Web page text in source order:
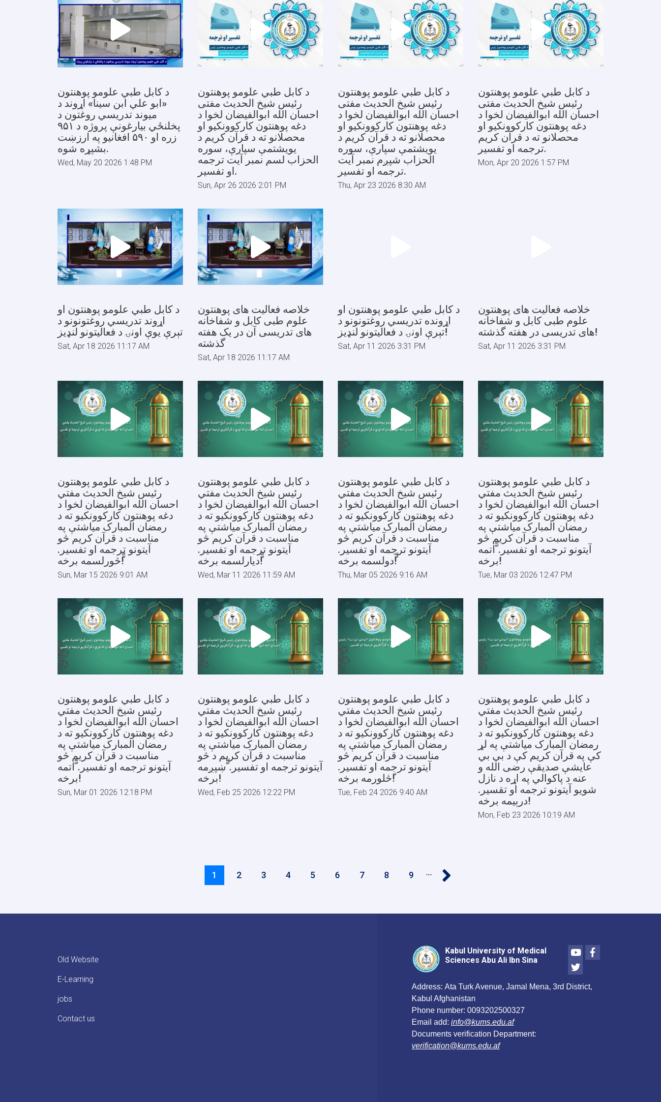
د کابل طبي علومو پوهنتون
«ابو علي ابن سينا» اړوند د
میوند تدریسي روغتون د
پخلنځي بیارغونې پروژه د ۹۵۱
زره او ۵۹۰ افغانیو په ارزښت
بشپړه شوه.
Wed, May 20 2026 1:48 PM
د کابل طبي علومو پوهنتون
رئیس شیخ الحدیث مفتی
احسان الله ابوالفیضان لخوا د
دغه پوهنتون کارکوونکیو او
محصلانو ته د قرآن کریم د
یویشتمې سپارې، سوره
الحزاب لسم نمبر آیت ترجمه
او تفسیر.
Sun, Apr 26 2026 2:01 PM
د کابل طبي علومو پوهنتون
رئیس شیخ الحدیث مفتی
احسان الله ابوالفیضان لخوا د
دغه پوهنتون کارکوونکیو او
محصلانو ته د قرآن کریم د
یویشتمې سپارې، سوره
الحزاب شپږم نمبر آیت
ترجمه او تفسیر.
Thu, Apr 23 2026 8:30 AM
د کابل طبي علومو پوهنتون
رئیس شیخ الحدیث مفتی
احسان الله ابوالفیضان لخوا د
دغه پوهنتون کارکوونکیو او
محصلانو ته د قرآن کریم
ترجمه او تفسیر.
Mon, Apr 20 2026 1:57 PM
د کابل طبي علومو پوهنتون او
اړوند تدریسي روغتونونو د
تېرې یوې اونۍ د فعالیتونو لنډيز
Sat, Apr 18 2026 11:17 AM
خلاصه فعالیت های پوهنتون
علوم طبی کابل و شفاخانه
های تدریسی آن در یک هفته
گذشته
Sat, Apr 18 2026 11:17 AM
د کابل طبي علومو پوهنتون او
اړونده تدریسي روغتونونو د
تېرې اونۍ د فعالیتونو لنډیز!
Sat, Apr 11 2026 3:31 PM
خلاصه فعالیت های پوهنتون
علوم طبی کابل و شفاخانه
های تدریسی در هفته گذشته!
Sat, Apr 11 2026 3:31 PM
د کابل طبي علومو پوهنتون
رئیس شیخ الحدیث مفتي
احسان الله ابوالفیضان لخوا د
دغه پوهنتون کارکوونکیو ته د
رمضان المبارک میاشتې په
مناسبت د قرآن کریم څو
آیتونو ترجمه او تفسیر.
ّّڅورلسمه برخه!
Sun, Mar 15 2026 9:01 AM
د کابل طبي علومو پوهنتون
رئیس شیخ الحدیث مفتي
احسان الله ابوالفیضان لخوا د
دغه پوهنتون کارکوونکیو ته د
رمضان المبارک میاشتې په
مناسبت د قرآن کریم څو
آیتونو ترجمه او تفسیر.
ّّدیارلسمه برخه!
Wed, Mar 11 2026 11:59 AM
د کابل طبي علومو پوهنتون
رئیس شیخ الحدیث مفتي
احسان الله ابوالفیضان لخوا د
دغه پوهنتون کارکوونکیو ته د
رمضان المبارک میاشتې په
مناسبت د قرآن کریم څو
آیتونو ترجمه او تفسیر.
ّّدولسمه برخه!
Thu, Mar 05 2026 9:16 AM
د کابل طبي علومو پوهنتون
رئیس شیخ الحدیث مفتي
احسان الله ابوالفیضان لخوا د
دغه پوهنتون کارکوونکیو ته د
رمضان المبارک میاشتې په
مناسبت د قرآن کریم څو
آیتونو ترجمه او تفسیر. ّّاتمه
برخه!
Tue, Mar 03 2026 12:47 PM
د کابل طبي علومو پوهنتون
رئیس شیخ الحدیث مفتي
احسان الله ابوالفیضان لخوا د
دغه پوهنتون کارکوونکیو ته د
رمضان المبارک میاشتې په
مناسبت د قرآن کریم څو
آیتونو ترجمه او تفسیر. ّّاتمه
برخه!
Sun, Mar 01 2026 12:18 PM
د کابل طبي علومو پوهنتون
رئیس شیخ الحدیث مفتي
احسان الله ابوالفیضان لخوا د
دغه پوهنتون کارکوونکیو ته د
رمضان المبارک میاشتې په
مناسبت د قرآن کریم د څو
آیتونو ترجمه او تفسیر. ّّښپږمه
برخه!
Wed, Feb 25 2026 12:22 PM
د کابل طبي علومو پوهنتون
رئیس شیخ الحدیث مفتي
احسان الله ابوالفیضان لخوا د
دغه پوهنتون کارکوونکیو ته د
رمضان المبارک میاشتې په
مناسبت د قرآن کریم څو
آیتونو ترجمه او تفسیر.
ّڅلورمه برخه!
Tue, Feb 24 2026 9:40 AM
د کابل طبي علومو پوهنتون
رئیس شیخ الحدیث مفتي
احسان الله ابوالفیضان لخوا د
دغه پوهنتون کارکوونکیو ته د
رمضان المبارک میاشتې په لړ
کې په قرآن کریم کې د بي بي
عایشې صديقې رضی الله و
عنه د پاکوالي په اړه د نازل
شویو آیتونو ترجمه او تقسیر.
درېیمه برخه!
Mon, Feb 23 2026 10:19 AM
Current
1 Page
2 Page
3 Page
4 Page
5 Page
6 Page
7 Page
8 Page
9 …
Old Website
E-Learning
jobs
Contact us
Kabul University of Medical
Sciences Abu Ali Ibn Sina
YoutubeFacebook
Twitter
Address: Ata Turk Avenue, Jamal Mena, 3rd District,
Kabul Afghanistan
Phone number: 0093202500327
Email add: info@kums.edu.af
Documents verification Department:
verification@kums.edu.af